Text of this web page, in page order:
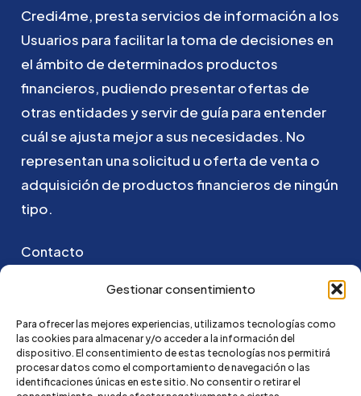
Gestionar consentimiento
Para ofrecer las mejores experiencias, utilizamos tecnologías como
las cookies para almacenar y/o acceder a la información del
dispositivo. El consentimiento de estas tecnologías nos permitirá
procesar datos como el comportamiento de navegación o las
identificaciones únicas en este sitio. No consentir o retirar el
Credi4me, prestaservicios de información a los
Usuarios para facilitarla toma de decisiones en
el ámbito de determinados productos
financieros, pudiendo presentarofertas de
otras entidadesyservirde guía para entender
cuálse ajusta mejorasus necesidades. No
representan unasolicitud u oferta deventa o
adquisición de productosfinancieros de ningún
tipo.
Contacto
Puedes ponerte en contacto con nosotros
hola@credi4me.com